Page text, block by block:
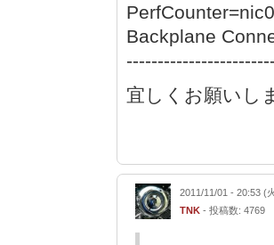
Backplane
宜しくお願いし
2011/11/01 - 20:53 (
TNK - 投稿数: 4769